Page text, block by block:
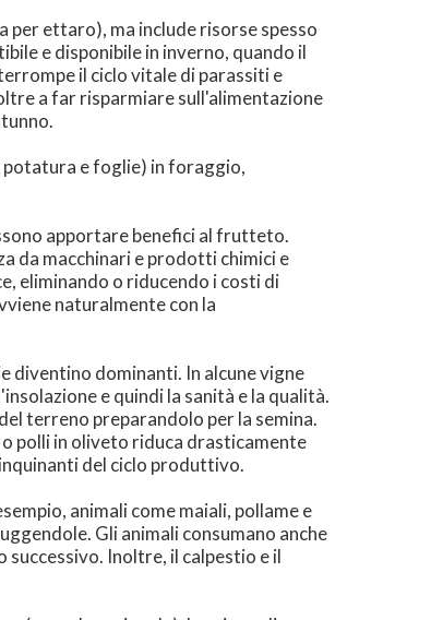
ettaro), ma include risorse spesso
e disponibile in inverno, quando il
il ciclo vitale di parassiti e
a far risparmiare sull'alimentazione
e foglie) in foraggio,
apportare benefici al frutteto.
da macchinari e prodotti chimici e
eliminando o riducendo i costi di
naturalmente con la
diventino dominanti. In alcune vigne
e quindi la sanità e la qualità.
terreno preparandolo per la semina.
polli in oliveto riduca drasticamente
del ciclo produttivo.
animali come maiali, pollame e
Gli animali consumano anche
Inoltre, il calpestio e il